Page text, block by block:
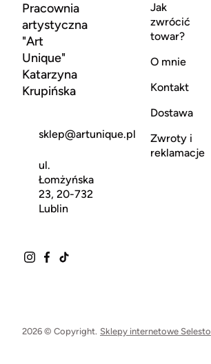
Pracownia
artystyczna
"Art
Unique"
Katarzyna
Krupińska
sklep@artunique.pl
ul.
Łomżyńska
23, 20-732
Lublin
Jak
zwrócić
towar?
O mnie
Kontakt
Dostawa
Zwroty i
reklamacje
2026 © Copyright. Sklepy internetowe Selesto